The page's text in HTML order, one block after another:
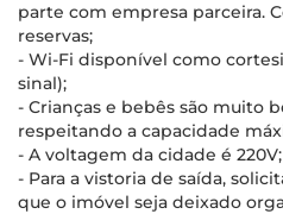
parte com empresa parceira.
reservas;
- Wi-Fi disponível como
sinal);
- Crianças e bebês são muito
respeitando a capacidade
- A voltagem da cidade é 220V;
- Para a vistoria de saída,
que o imóvel seja deixado